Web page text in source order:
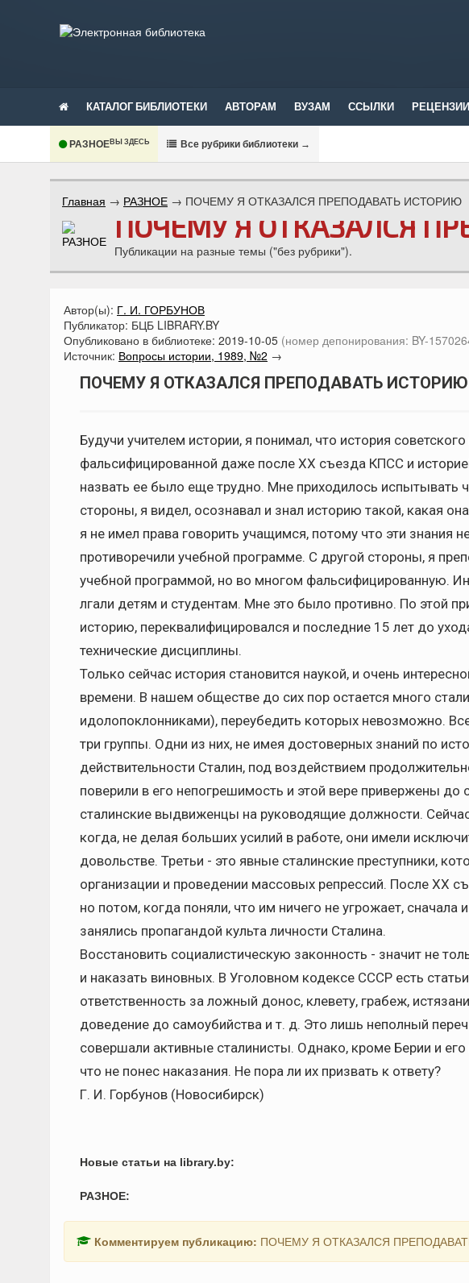
КАТАЛОГ БИБЛИОТЕКИ АВТОРАМ ВУЗАМ ССЫЛКИ РЕЦЕНЗИИ
РАЗНОЕВЫ ЗДЕСЬ Все рубрики библиотеки →
Главная → РАЗНОЕ → ПОЧЕМУ Я ОТКАЗАЛСЯ ПРЕПОДАВАТЬ ИСТОРИЮ
ПОЧЕМУ Я ОТКАЗАЛСЯ
Публикации на разные темы ("без рубрики").
Автор(ы): Г. И. ГОРБУНОВ
Публикатор: БЦБ LIBRARY.BY
Опубликовано в библиотеке: 2019-10-05 (номер депонирования: BY-
Источник: Вопросы истории, 1989, №2 →
ПОЧЕМУ Я ОТКАЗАЛСЯ ПРЕПОДАВАТЬ ИСТОРИЮ
Будучи учителем истории, я понимал, что история
фальсифицированной даже после XX съезда КПСС и
назвать ее было еще трудно. Мне приходилось испытывать
стороны, я видел, осознавал и знал историю такой, какая
я не имел права говорить учащимся, потому что эти знания
противоречили учебной программе. С другой стороны, я
учебной программой, но во многом фальсифицированную.
лгали детям и студентам. Мне это было противно. По этой
историю, переквалифицировался и последние 15 лет до
технические дисциплины.
Только сейчас история становится наукой, и очень
времени. В нашем обществе до сих пор остается много
идолопоклонниками), переубедить которых невозможно.
три группы. Одни из них, не имея достоверных знаний по
действительности Сталин, под воздействием
поверили в его непогрешимость и этой вере привержены
сталинские выдвиженцы на руководящие должности.
когда, не делая больших усилий в работе, они имели
довольстве. Третьи - это явные сталинские преступники,
организации и проведении массовых репрессий. После XX
но потом, когда поняли, что им ничего не угрожает, сначала
занялись пропагандой культа личности Сталина.
Восстановить социалистическую законность - значит не
и наказать виновных. В Уголовном кодексе СССР есть
ответственность за ложный донос, клевету, грабеж,
доведение до самоубийства и т. д. Это лишь неполный
совершали активные сталинисты. Однако, кроме Берии и
что не понес наказания. Не пора ли их призвать к ответу?
Г. И. Горбунов (Новосибирск)
Новые статьи на library.by:
РАЗНОЕ:
Комментируем публикацию: ПОЧЕМУ Я ОТКАЗАЛСЯ